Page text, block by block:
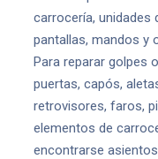
carrocería, unidades
pantallas, mandos y
Para reparar golpes
puertas, capós,
retrovisores, faros,
elementos de
encontrarse